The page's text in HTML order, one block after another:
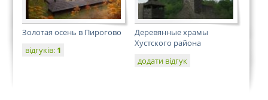
Золотая осень в Пирогово
відгуків: 1
Деревянные храмы
Хустского района
додати відгук